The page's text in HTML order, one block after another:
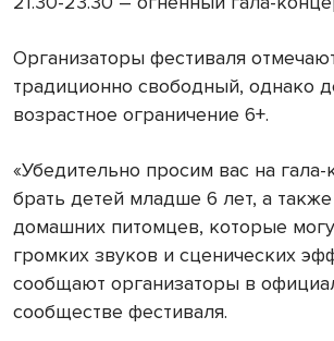
Организаторы фестиваля
традиционно свободный, однако
возрастное ограничение 6+.
«Убедительно просим вас на гала-
брать детей младше 6 лет, а
домашних питомцев, которые
громких звуков и сценических
сообщают организаторы в
сообществе фестиваля.